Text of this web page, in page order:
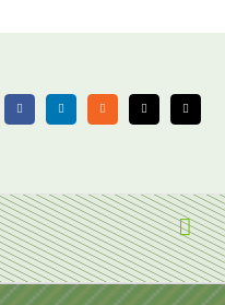
FacebookLinkedIn Rss X Email